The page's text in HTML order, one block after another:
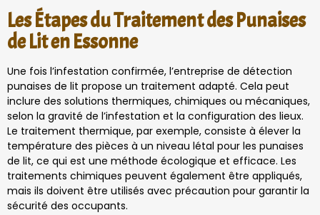
Les Étapes du Traitement des Punaises
de Lit en Essonne
Une fois l’infestation confirmée, l’entreprise de détection
punaises de lit propose un traitement adapté. Cela peut
inclure des solutions thermiques, chimiques ou mécaniques,
selon la gravité de l’infestation et la configuration des lieux.
Le traitement thermique, par exemple, consiste à élever la
température des pièces à un niveau létal pour les punaises
de lit, ce qui est une méthode écologique et efficace. Les
traitements chimiques peuvent également être appliqués,
mais ils doivent être utilisés avec précaution pour garantir la
sécurité des occupants.